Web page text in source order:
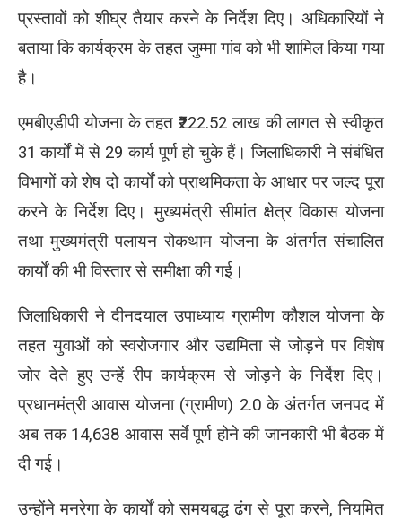
प्रस्तावों को शीघ्र तैयार करने के निर्देश दिए। अधिकारियों ने
बताया कि कार्यक्रम के तहत जुम्मा गांव को भी शामिल किया गया
है।
एमबीएडीपी योजना के तहत ₹222.52 लाख की लागत से स्वीकृत
31 कार्यों में से 29 कार्य पूर्ण हो चुके हैं। जिलाधिकारी ने संबंधित
विभागों को शेष दो कार्यों को प्राथमिकता के आधार पर जल्द पूरा
करने के निर्देश दिए। मुख्यमंत्री सीमांत क्षेत्र विकास योजना
तथा मुख्यमंत्री पलायन रोकथाम योजना के अंतर्गत संचालित
कार्यों की भी विस्तार से समीक्षा की गई।
जिलाधिकारी ने दीनदयाल उपाध्याय ग्रामीण कौशल योजना के
तहत युवाओं को स्वरोजगार और उद्यमिता से जोड़ने पर विशेष
जोर देते हुए उन्हें रीप कार्यक्रम से जोड़ने के निर्देश दिए।
प्रधानमंत्री आवास योजना (ग्रामीण) 2.0 के अंतर्गत जनपद में
अब तक 14,638 आवास सर्वे पूर्ण होने की जानकारी भी बैठक में
दी गई।
उन्होंने मनरेगा के कार्यों को समयबद्ध ढंग से पूरा करने, नियमित